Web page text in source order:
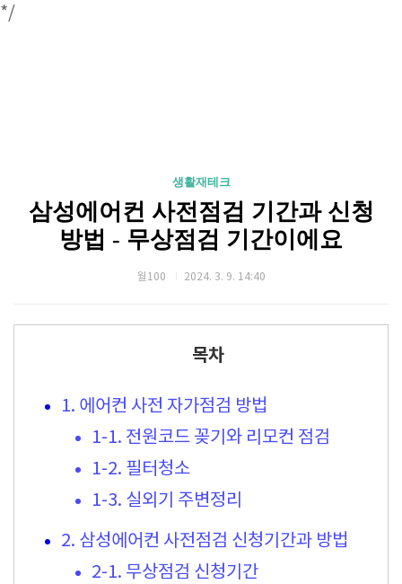
*/
생활재테크
삼성에어컨 사전점검 기간과 신청
방법 - 무상점검 기간이에요
월100 2024. 3. 9. 14:40
목차
1. 에어컨 사전 자가점검 방법
1-1. 전원코드 꽂기와 리모컨 점검
1-2. 필터청소
1-3. 실외기 주변정리
2. 삼성에어컨 사전점검 신청기간과 방법
2-1. 무상점검 신청기간